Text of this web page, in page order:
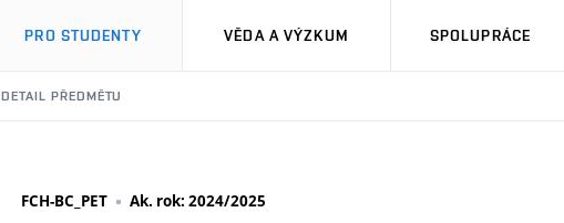
PRO STUDENTY VĚDA A VÝZKUM SPOLUPRÁCE
DETAIL PŘEDMĚTU
FCH-BC_PET Ak. rok: 2024/2025